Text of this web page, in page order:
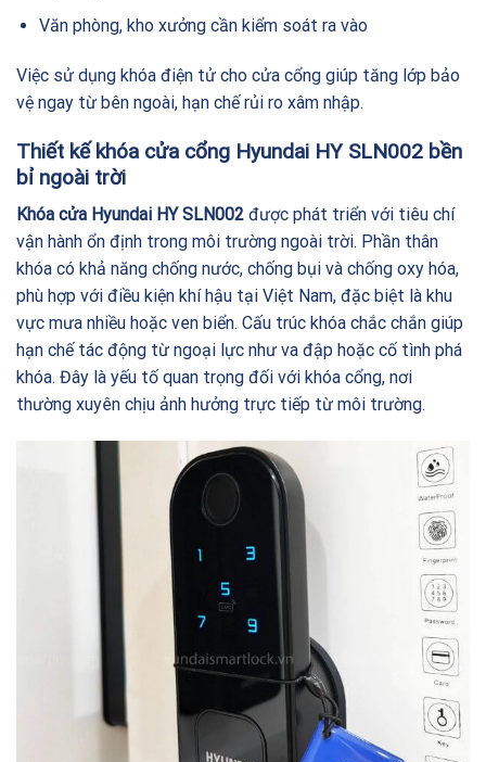
Văn phòng, kho xưởng cần kiểm soát ra vào
Việc sử dụng khóa điện tử cho cửa cổng giúp tăng lớp bảo
vệ ngay từ bên ngoài, hạn chế rủi ro xâm nhập.
Thiết kế khóa cửa cổng Hyundai HY SLN002 bền
bỉ ngoài trời
Khóa cửa Hyundai HY SLN002 được phát triển với tiêu chí
vận hành ổn định trong môi trường ngoài trời. Phần thân
khóa có khả năng chống nước, chống bụi và chống oxy hóa,
phù hợp với điều kiện khí hậu tại Việt Nam, đặc biệt là khu
vực mưa nhiều hoặc ven biển. Cấu trúc khóa chắc chắn giúp
hạn chế tác động từ ngoại lực như va đập hoặc cố tình phá
khóa. Đây là yếu tố quan trọng đối với khóa cổng, nơi
thường xuyên chịu ảnh hưởng trực tiếp từ môi trường.